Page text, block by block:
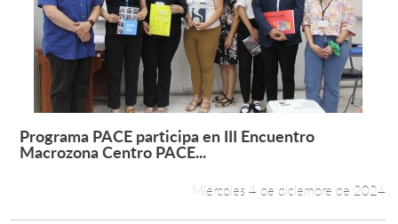
Leer más +
Programa PACE participa en III Encuentro
Macrozona Centro PACE...
Miércoles 4 de diciembre de 2024